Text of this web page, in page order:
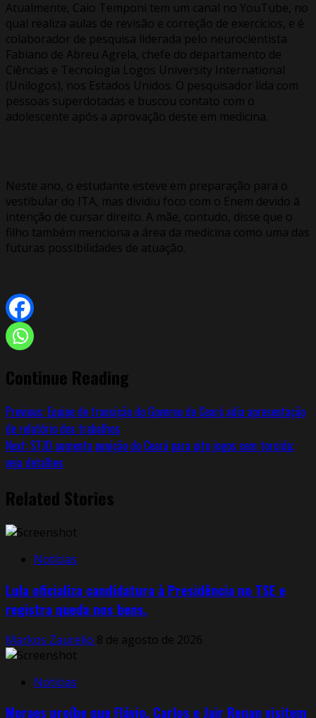
Atualmente, Caio Temponi tem um canal no YouTube, no
qual realiza aulas de revisão e correção de exercícios, e é
colaborador de pesquisa liderada pelo neurocientista
Fabiano de Abreu Agrela, chefe do departamento de
Ciências e Tecnologia Logos University International
(Unilogos), nos Estados Unidos. O pesquisador lida com
pessoas superdotadas e buscou contato com o
adolescente após a aprovação deste em medicina.
Neste ano, o estudante esteve em preparação para o
vestibular do ITA, mas dividiu foco com o Enem devido à
intenção de cursar direito. A mãe, contudo, disse que o
filho também menciona a área da medicina como uma das
futuras possibilidades de atuação.
Continue Reading
Previous: Equipe de transição do Governo do Ceará adia apresentação
de relatório dos trabalhos
Next: STJD aumenta punição do Ceará para oito jogos sem torcida;
veja detalhes
Related Stories
Notícias
Lula oficializa candidatura à Presidência no TSE e
registra queda nos bens.
Markos Zaurelio 8 de agosto de 2026
Notícias
Moraes proíbe que Flávio, Carlos e Jair Renan visitem